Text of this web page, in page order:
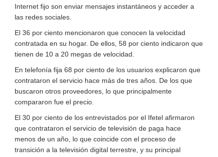
Internet fijo son enviar mensajes instantáneos y acceder a
las redes sociales.
El 36 por ciento mencionaron que conocen la velocidad
contratada en su hogar. De ellos, 58 por ciento indicaron que
tienen de 10 a 20 megas de velocidad.
En telefonía fija 68 por ciento de los usuarios explicaron que
contrataron el servicio hace más de tres años. De los que
buscaron otros proveedores, lo que principalmente
compararon fue el precio.
El 30 por ciento de los entrevistados por el Ifetel afirmaron
que contrataron el servicio de televisión de paga hace
menos de un año, lo que coincide con el proceso de
transición a la televisión digital terrestre, y su principal